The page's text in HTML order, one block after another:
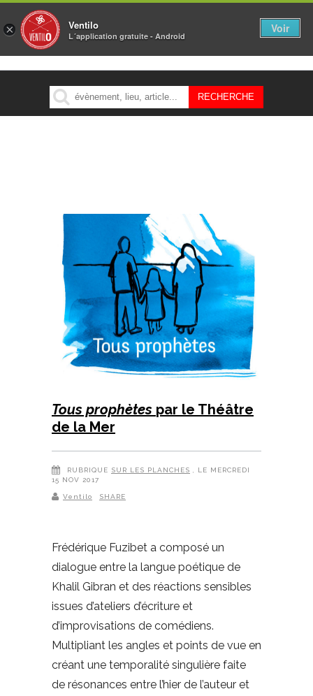
MENU
Tous prophètes par le Théâtre
de la Mer
RUBRIQUE SUR LES PLANCHES
, LE MERCREDI
15 NOV 2017
Ventilo SHARE
Frédérique Fuzibet a composé un
dialogue entre la langue poétique de
Khalil Gibran et des réactions sensibles
issues d’ateliers d’écriture et
d’improvisations de comédiens.
Multipliant les angles et points de vue en
créant une temporalité singulière faite
de résonances entre l’hier de l’auteur et
× Ventilo
L´application gratuite - Android
Voir